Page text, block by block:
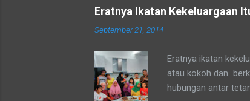
Eratnya Ikatan Kekeluargaan
September 21, 2014
Eratnya ikatan
atau kokoh dan
hubungan antar